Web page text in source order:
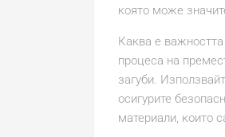
която може
Каква е
процеса на
загуби.
осигурите
материали, които